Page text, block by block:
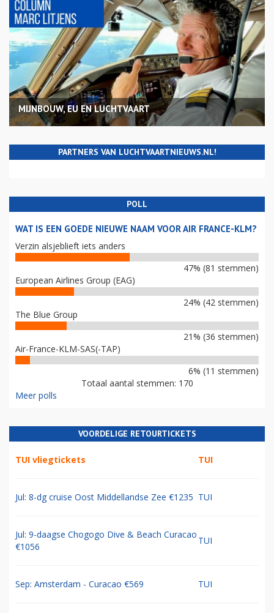
MIJNBOUW, EU EN LUCHTVAART
PARTNERS VAN LUCHTVAARTNIEUWS.NL!
POLL
WAT IS EEN GOEDE NIEUWE NAAM VOOR AIR FRANCE-KLM?
Verzin alsjeblieft iets anders
47% (81 stemmen)
European Airlines Group (EAG)
24% (42 stemmen)
The Blue Group
21% (36 stemmen)
Air-France-KLM-SAS(-TAP)
6% (11 stemmen)
Totaal aantal stemmen: 170
Meer polls
VOORDELIGE RETOURTICKETS
TUI vliegtickets TUI
Jul: 8-dg cruise Oost Middellandse Zee €1235 TUI
Jul: 9-daagse Chogogo Dive & Beach Curacao
€1056
TUI
Sep: Amsterdam - Curacao €569 TUI